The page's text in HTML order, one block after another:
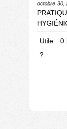
octobre 30,
Utile
?
0